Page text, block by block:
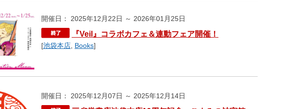
開催日： 2025年12月22日 ～ 2026年01月25日
『Veil』コラボカフェ＆連動フェア開催！
[池袋本店 Books]
開催日： 2025年12月07日 ～ 2025年12月14日